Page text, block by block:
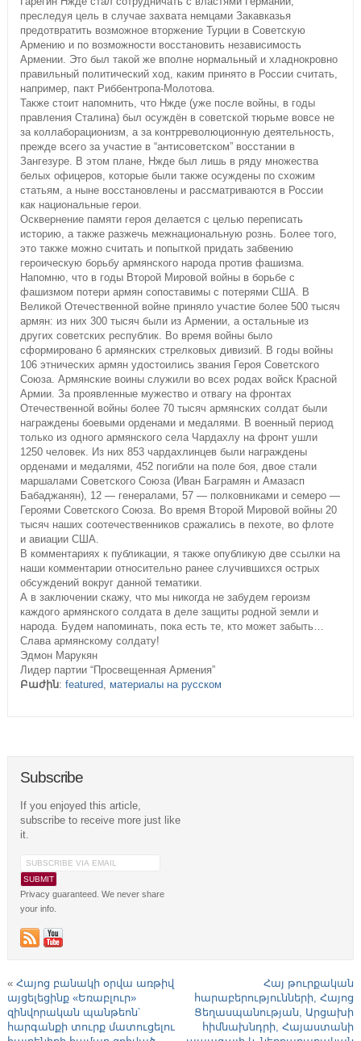
преследуя цель в случае захвата немцами Закавказья
предотвратить возможное вторжение Турции в Советскую
Армению и по возможности восстановить независимость
Армении. Это был такой же вполне нормальный и хладнокровно
правильный политический ход, каким принято в России считать,
например, пакт Риббентропа-Молотова.
Также стоит напомнить, что Нжде (уже после войны, в годы
правления Сталина) был осуждён в советской тюрьме вовсе не
за коллаборационизм, а за контрреволюционную деятельность,
прежде всего за участие в “антисоветском” восстании в
Зангезуре. В этом плане, Нжде был лишь в ряду множества
белых офицеров, которые были также осуждены по схожим
статьям, а ныне восстановлены и рассматриваются в России
как национальные герои.
Осквернение памяти героя делается с целью переписать
историю, а также разжечь межнациональную рознь. Более того,
это также можно считать и попыткой придать забвению
героическую борьбу армянского народа против фашизма.
Напомню, что в годы Второй Мировой войны в борьбе с
фашизмом потери армян сопоставимы с потерями США. В
Великой Отечественной войне приняло участие более 500 тысяч
армян: из них 300 тысяч были из Армении, а остальные из
других советских республик. Во время войны было
сформировано 6 армянских стрелковых дивизий. В годы войны
106 этнических армян удостоились звания Героя Советского
Союза. Армянские воины служили во всех родах войск Красной
Армии. За проявленные мужество и отвагу на фронтах
Отечественной войны более 70 тысяч армянских солдат были
награждены боевыми орденами и медалями. В военный период
только из одного армянского села Чардахлу на фронт ушли
1250 человек. Из них 853 чардахлинцев были награждены
орденами и медалями, 452 погибли на поле боя, двое стали
маршалами Советского Союза (Иван Баграмян и Амазасп
Бабаджанян), 12 — генералами, 57 — полковниками и семеро —
Героями Советского Союза. Во время Второй Мировой войны 20
тысяч наших соотечественников сражались в пехоте, во флоте
и авиации США.
В комментариях к публикации, я также опубликую две ссылки на
наши комментарии относительно ранее случившихся острых
обсуждений вокруг данной тематики.
А в заключении скажу, что мы никогда не забудем героизм
каждого армянского солдата в деле защиты родной земли и
народа. Будем напоминать, пока есть те, кто может забыть…
Слава армянскому солдату!
Эдмон Марукян
Лидер партии “Просвещенная Армения”
Բաժին: featured, материалы на русском
Subscribe
If you enjoyed this article,
subscribe to receive more just like
it.
Privacy guaranteed. We never share
your info.
« Հայոց բանակի օրվա առթիվ
այցելեցինք «Եռաբլուր»
զինվորական պանթեոն՝
հարգանքի տուրք մատուցելու
Հայ թուրքական
հարաբերությունների, Հայոց
Ցեղասպանության, Արցախի
հիմնախնդրի, Հայաստանի